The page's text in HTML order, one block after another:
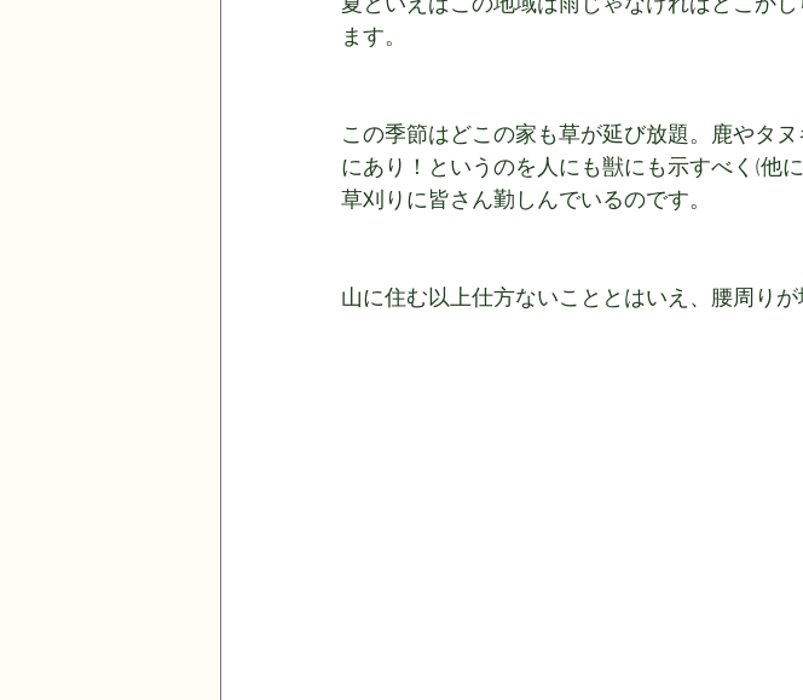
夏といえばこの地域は雨じゃなければどこか
ます。
この季節はどこの家も草が延び放題。鹿やタ
にあり！というのを人にも獣にも示すべく(他
草刈りに皆さん勤しんでいるのです。
山に住む以上仕方ないこととはいえ、腰周りが